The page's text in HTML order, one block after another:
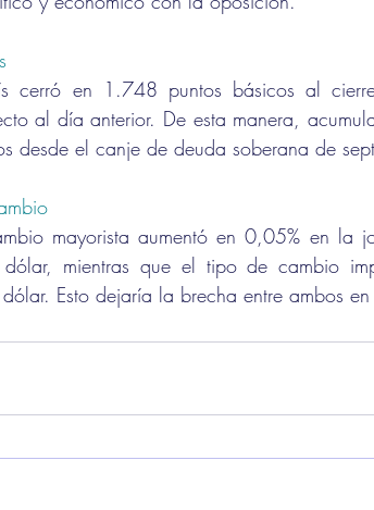
cerró en 1.748 puntos básicos al
al día anterior. De esta manera,
desde el canje de deuda soberana de
mayorista aumentó en 0,05% en la
mientras que el tipo de cambio
Esto dejaría la brecha entre ambos